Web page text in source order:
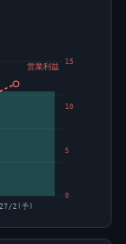
0
5
10
15
27/2(予)
営業利益